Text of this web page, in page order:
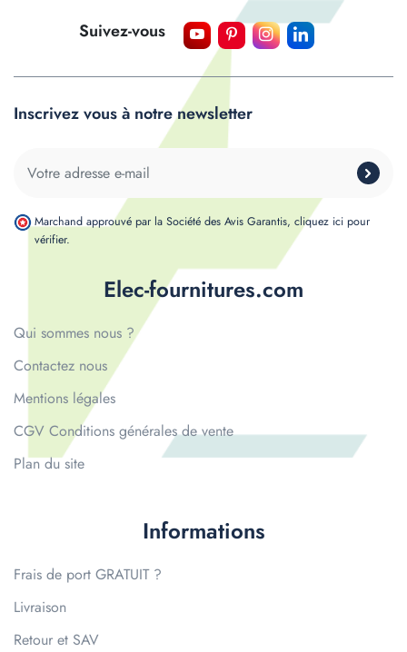
Elec-fournitures.com
Qui sommes nous ?
Contactez nous
Mentions légales
CGV Conditions générales de vente
Plan du site
Informations
Frais de port GRATUIT ?
Livraison
Retour et SAV
Suivez-vous
Inscrivez vous à notre newsletter
Marchand approuvé par la Société des Avis Garantis, cliquez ici pour
vérifier.